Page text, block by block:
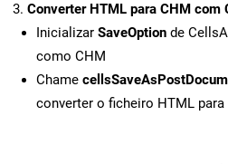
Converter HTML para CHM com
Inicializar SaveOption de
como CHM
Chame
converter o ficheiro HTML